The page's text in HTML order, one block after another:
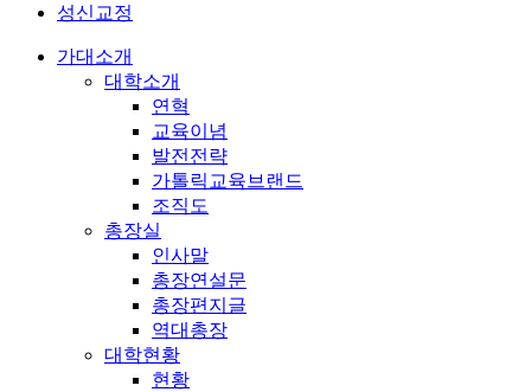
성신교정
가대소개
대학소개
연혁
교육이념
발전전략
가톨릭교육브랜드
조직도
총장실
인사말
총장연설문
총장편지글
역대총장
대학현황
현황